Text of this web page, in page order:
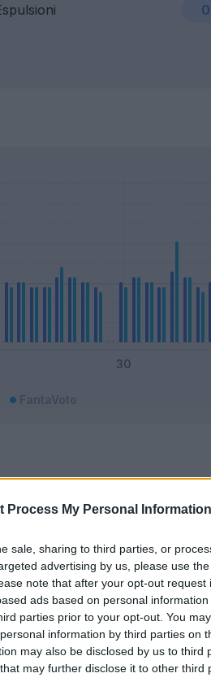
Process My Personal Information
sale, sharing to third parties, or
advertising by us, please use
note that after your opt-out request
ads based on personal
parties prior to your opt-out. You
information by third parties on
may also be disclosed by us to third
that may further disclose it to other third
0